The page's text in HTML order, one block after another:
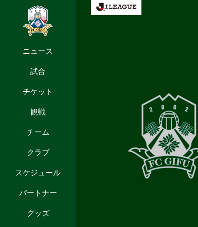
ニュース
試合
チケット
観戦
チーム
クラブ
スケジュール
パートナー
グッズ